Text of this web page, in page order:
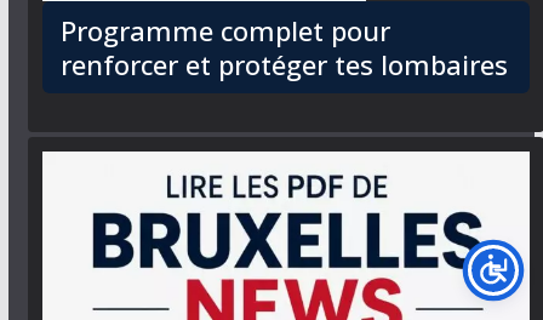
Programme complet pour
renforcer et protéger tes lombaires